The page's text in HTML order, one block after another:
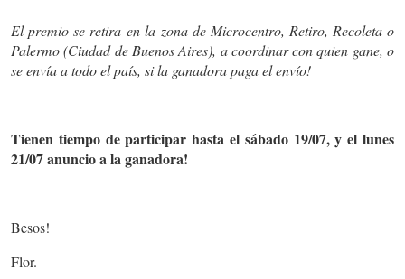
El premio se retira en la zona de Microcentro, Retiro, Recoleta o
Palermo (Ciudad de Buenos Aires), a coordinar con quien gane, o
se envía a todo el país, si la ganadora paga el envío!
Tienen tiempo de participar hasta el sábado 19/07, y el lunes
21/07 anuncio a la ganadora!
Besos!
Flor.